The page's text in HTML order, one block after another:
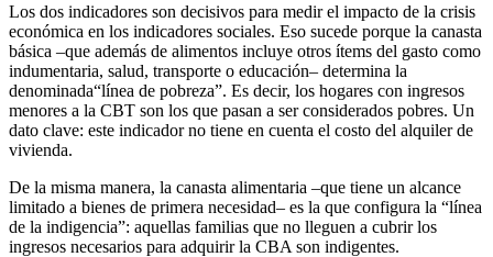
Los dos indicadores son decisivos para medir el impacto de la crisis
económica en los indicadores sociales. Eso sucede porque la canasta
básica –que además de alimentos incluye otros ítems del gasto como
indumentaria, salud, transporte o educación– determina la
denominada“línea de pobreza”. Es decir, los hogares con ingresos
menores a la CBT son los que pasan a ser considerados pobres. Un
dato clave: este indicador no tiene en cuenta el costo del alquiler de
vivienda.
De la misma manera, la canasta alimentaria –que tiene un alcance
limitado a bienes de primera necesidad– es la que configura la “línea
de la indigencia”: aquellas familias que no lleguen a cubrir los
ingresos necesarios para adquirir la CBA son indigentes.